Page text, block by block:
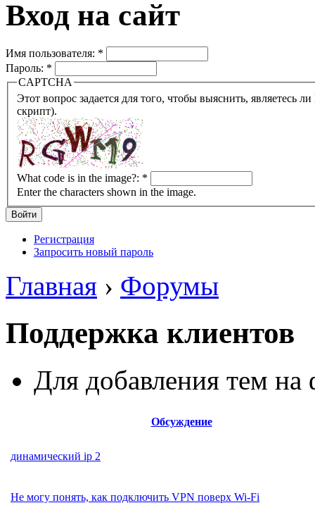
Вход на сайт
Имя пользователя: *
Пароль: *
CAPTCHA
Этот вопрос задается для того, чтобы выяснить, являетесь ли Вы человеком или представляете из себя робота
скрипт).
What code is in the image?: *
Enter the characters shown in the image.
Регистрация
Запросить новый пароль
Главная › Форумы
Поддержка клиентов
Для добавления тем
Обсуждение
динамический ip 2
Не могу понять, как подключить VPN поверх Wi-Fi